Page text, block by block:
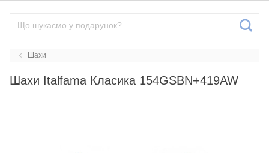
Шахи
Шахи Italfama Класика 154GSBN+419AW